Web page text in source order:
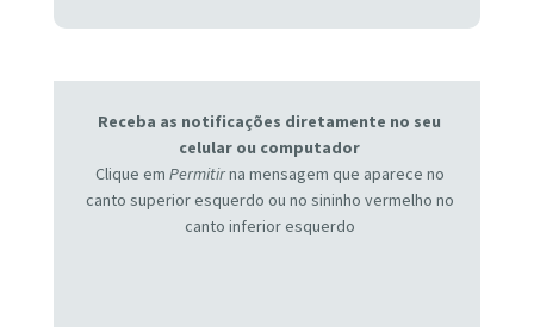
Receba as notificações diretamente no seu
celular ou computador
Clique em Permitirna mensagem que aparece no
canto superior esquerdo ou no sininho vermelho no
canto inferior esquerdo